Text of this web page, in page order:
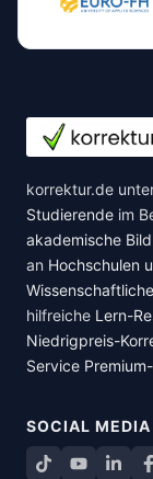
korrektur.de
Studierende im
akademische
an Hochschulen
hilfreiche Lern-
Niedrigpreis-
Service
SOCIAL MEDIA